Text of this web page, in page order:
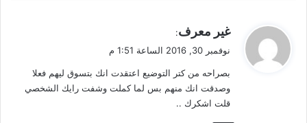
ي
ل
غير معرف:
نوفمبر 30, 2016 الساعة 1:51 م
بصراحه من كتر التوضيع اعتقدت انك بتسوق ليهم فعلا
وصدقت انك منهم بس لما كملت وشفت رايك الشخصي
قلت اشكرك ..